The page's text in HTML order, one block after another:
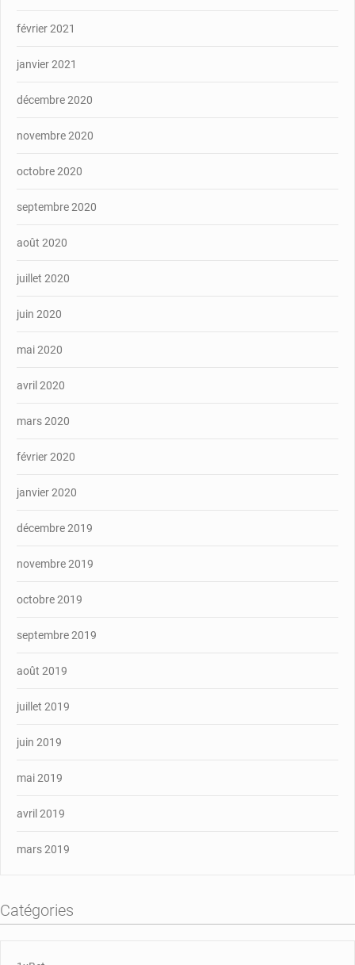
février 2021
janvier 2021
décembre 2020
novembre 2020
octobre 2020
septembre 2020
août 2020
juillet 2020
juin 2020
mai 2020
avril 2020
mars 2020
février 2020
janvier 2020
décembre 2019
novembre 2019
octobre 2019
septembre 2019
août 2019
juillet 2019
juin 2019
mai 2019
avril 2019
mars 2019
Catégories